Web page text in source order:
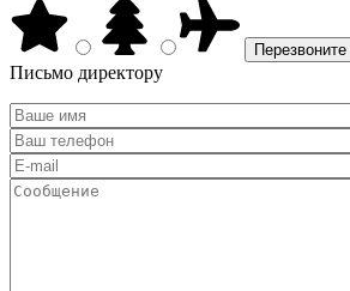
Письмо директору